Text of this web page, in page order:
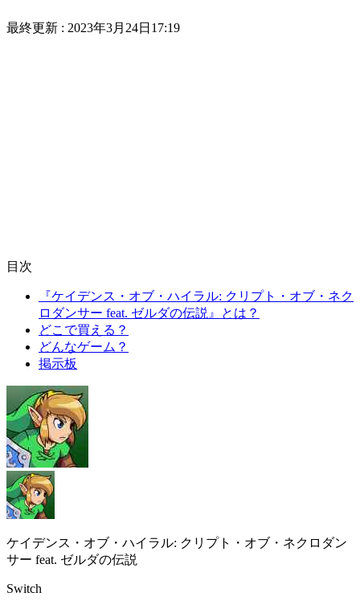
最終更新 : 2023年3月24日17:19
目次
『ケイデンス・オブ・ハイラル: クリプト・オブ・ネク
ロダンサー feat. ゼルダの伝説』とは？
どこで買える？
どんなゲーム？
掲示板
ケイデンス・オブ・ハイラル: クリプト・オブ・ネクロダン
サー feat. ゼルダの伝説
Switch